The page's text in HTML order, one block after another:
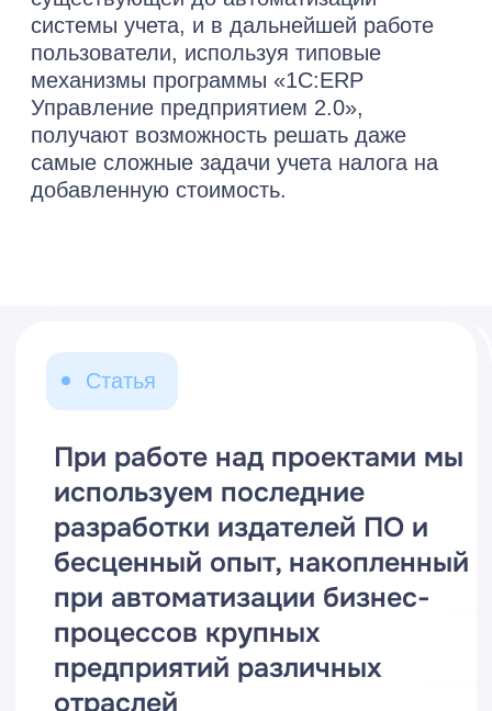
«Проект года» по версии
Посмотреть все «Проекты года»
Соответствуем самым
ISO – международный
стандарт системы
менеджмента качества по
стандарту ISO 9001:2015
70+ успешных
внедрений ERP
Даже самые сложные и
внедрению мы доводим до конца